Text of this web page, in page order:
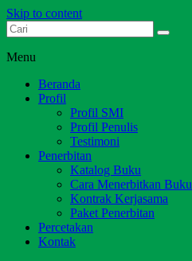
Skip to content
Dari Jambi untuk Indonesia
Menu
Beranda
Profil
Profil SMI
Profil Penulis
Testimoni
Penerbitan
Katalog Buku
Cara Menerbitkan Buku
Kontrak Kerjasama
Paket Penerbitan
Percetakan
Kontak